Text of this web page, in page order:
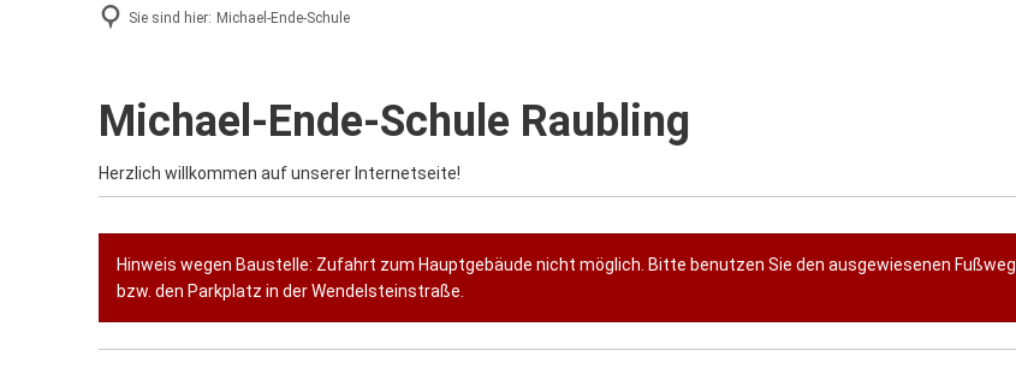
Sie sind hier: Michael-Ende-Schule
Michael-Ende-Schule Raubling
Herzlich willkommen auf unserer Internetseite!
Hinweis wegen Baustelle: Zufahrt zum Hauptgebäude nicht möglich. Bitte benutzen Sie den ausgewiesenen Fußweg
bzw. den Parkplatz in der Wendelsteinstraße.